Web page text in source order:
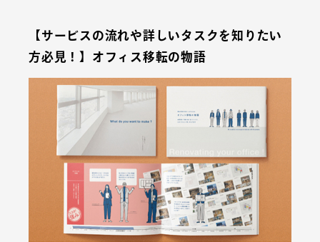
【サービスの流れや詳しいタスクを知りたい
方必見！】オフィス移転の物語